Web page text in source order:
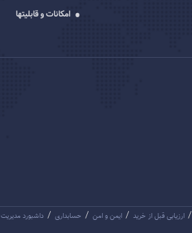
امکانات و قابلیتها
/ ارزیابی قبل از خرید / ایمن و امن / حسابداری / داشبورد مدیریت